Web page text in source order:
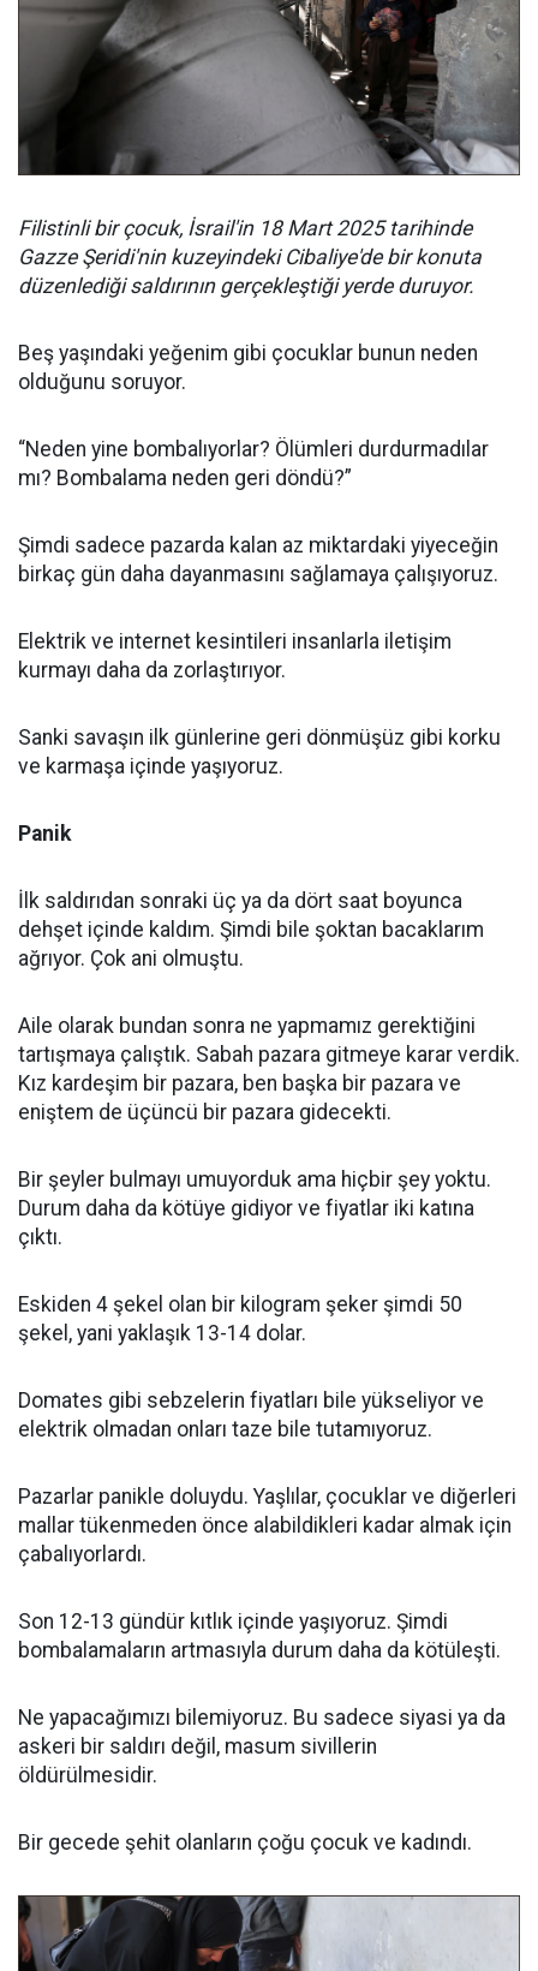
Filistinli bir çocuk, İsrail'in 18 Mart 2025 tarihinde
Gazze Şeridi'nin kuzeyindeki Cibaliye'de bir konuta
düzenlediği saldırının gerçekleştiği yerde duruyor.
Beş yaşındaki yeğenim gibi çocuklar bunun neden
olduğunu soruyor.
“Neden yine bombalıyorlar? Ölümleri durdurmadılar
mı? Bombalama neden geri döndü?”
Şimdi sadece pazarda kalan az miktardaki yiyeceğin
birkaç gün daha dayanmasını sağlamaya çalışıyoruz.
Elektrik ve internet kesintileri insanlarla iletişim
kurmayı daha da zorlaştırıyor.
Sanki savaşın ilk günlerine geri dönmüşüz gibi korku
ve karmaşa içinde yaşıyoruz.
Panik
İlk saldırıdan sonraki üç ya da dört saat boyunca
dehşet içinde kaldım. Şimdi bile şoktan bacaklarım
ağrıyor. Çok ani olmuştu.
Aile olarak bundan sonra ne yapmamız gerektiğini
tartışmaya çalıştık. Sabah pazara gitmeye karar verdik.
Kız kardeşim bir pazara, ben başka bir pazara ve
eniştem de üçüncü bir pazara gidecekti.
Bir şeyler bulmayı umuyorduk ama hiçbir şey yoktu.
Durum daha da kötüye gidiyor ve fiyatlar iki katına
çıktı.
Eskiden 4 şekel olan bir kilogram şeker şimdi 50
şekel, yani yaklaşık 13-14 dolar.
Domates gibi sebzelerin fiyatları bile yükseliyor ve
elektrik olmadan onları taze bile tutamıyoruz.
Pazarlar panikle doluydu. Yaşlılar, çocuklar ve diğerleri
mallar tükenmeden önce alabildikleri kadar almak için
çabalıyorlardı.
Son 12-13 gündür kıtlık içinde yaşıyoruz. Şimdi
bombalamaların artmasıyla durum daha da kötüleşti.
Ne yapacağımızı bilemiyoruz. Bu sadece siyasi ya da
askeri bir saldırı değil, masum sivillerin
öldürülmesidir.
Bir gecede şehit olanların çoğu çocuk ve kadındı.